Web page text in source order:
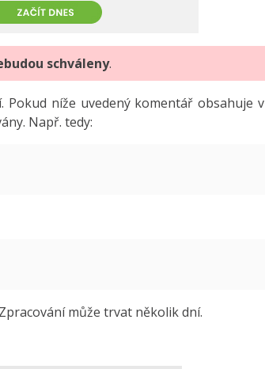
schváleny.
níže uvedený komentář obsahuje v
Např. tedy:
může trvat několik dní.